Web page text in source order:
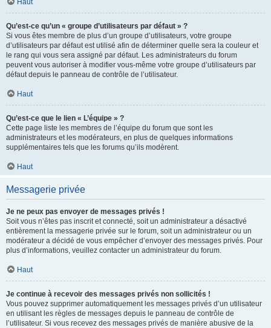
Haut
Qu’est-ce qu’un « groupe d’utilisateurs par défaut » ?
Si vous êtes membre de plus d’un groupe d’utilisateurs, votre groupe
d’utilisateurs par défaut est utilisé afin de déterminer quelle sera la couleur et
le rang qui vous sera assigné par défaut. Les administrateurs du forum
peuvent vous autoriser à modifier vous-même votre groupe d’utilisateurs par
défaut depuis le panneau de contrôle de l’utilisateur.
Haut
Qu’est-ce que le lien « L’équipe » ?
Cette page liste les membres de l’équipe du forum que sont les
administrateurs et les modérateurs, en plus de quelques informations
supplémentaires tels que les forums qu’ils modèrent.
Haut
Messagerie privée
Je ne peux pas envoyer de messages privés !
Soit vous n’êtes pas inscrit et connecté, soit un administrateur a désactivé
entièrement la messagerie privée sur le forum, soit un administrateur ou un
modérateur a décidé de vous empêcher d’envoyer des messages privés. Pour
plus d’informations, veuillez contacter un administrateur du forum.
Haut
Je continue à recevoir des messages privés non sollicités !
Vous pouvez supprimer automatiquement les messages privés d’un utilisateur
en utilisant les règles de messages depuis le panneau de contrôle de
l’utilisateur. Si vous recevez des messages privés de manière abusive de la